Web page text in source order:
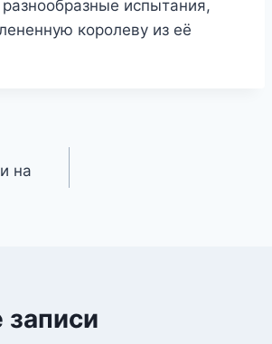
испытания,
королеву из её
на